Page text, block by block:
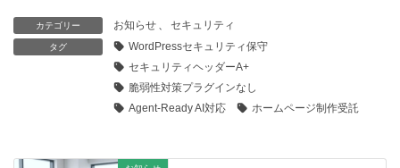
カテゴリー お知らせ 、 セキュリティ
タグ
WordPressセキュリティ保守
セキュリティヘッダーA+
脆弱性対策プラグインなし
Agent-Ready AI対応
ホームページ制作受託